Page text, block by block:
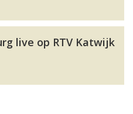
live op RTV Katwijk